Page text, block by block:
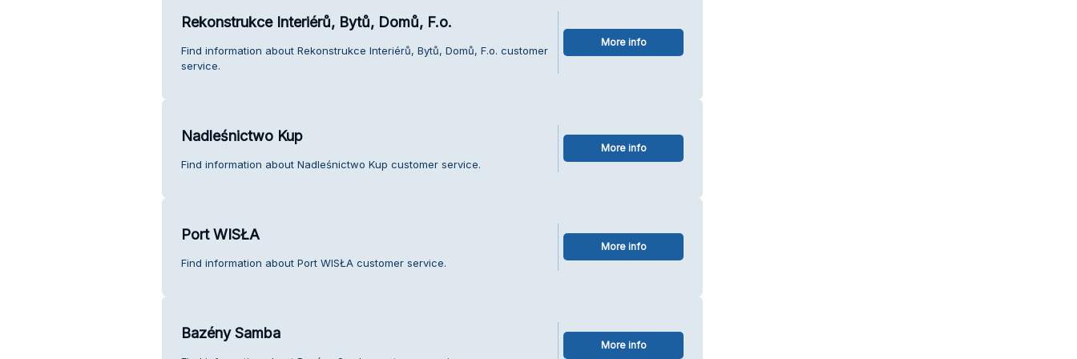
Rekonstrukce Interiérů, Bytů, Domů, F.o.
Find information about Rekonstrukce Interiérů, Bytů, Domů, F.o. customer
service.
More info
Nadleśnictwo Kup
Find information about Nadleśnictwo Kup customer service.
More info
Port WISŁA
Find information about Port WISŁA customer service.
More info
Bazény Samba
More info